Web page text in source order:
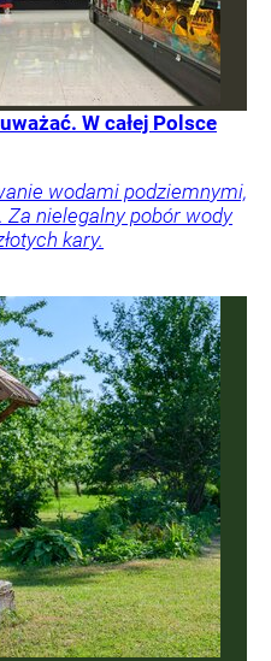
W całej Polsce
wodami podziemnymi,
nielegalny pobór wody
kary.